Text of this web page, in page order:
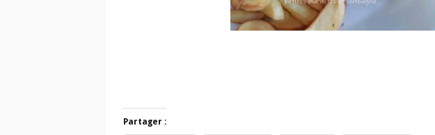
Partager :